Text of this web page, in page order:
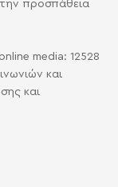
προσπάθεια
media: 12528
και
και